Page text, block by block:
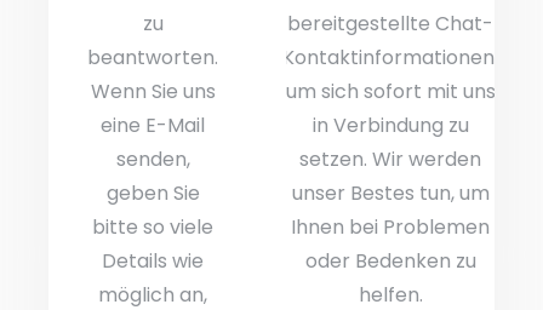
zu
beantworten.
Wenn Sie uns
eine E-Mail
senden,
geben Sie
bitte so viele
Details wie
möglich an,
bereitgestellte Chat-
Kontaktinformationen,
um sich sofort mit uns
in Verbindung zu
setzen. Wir werden
unser Bestes tun, um
Ihnen bei Problemen
oder Bedenken zu
helfen.